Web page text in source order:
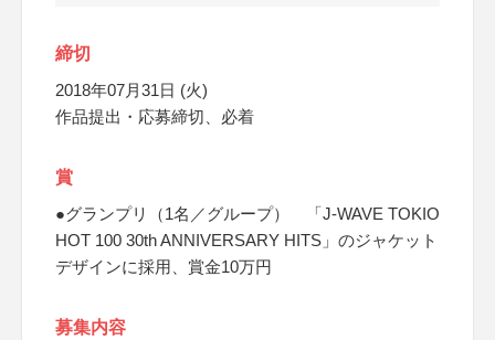
締切
2018年07月31日 (火)
作品提出・応募締切、必着
賞
●グランプリ（1名／グループ） 「J-WAVE TOKIO
HOT 100 30th ANNIVERSARY HITS」のジャケット
デザインに採用、賞金10万円
募集内容